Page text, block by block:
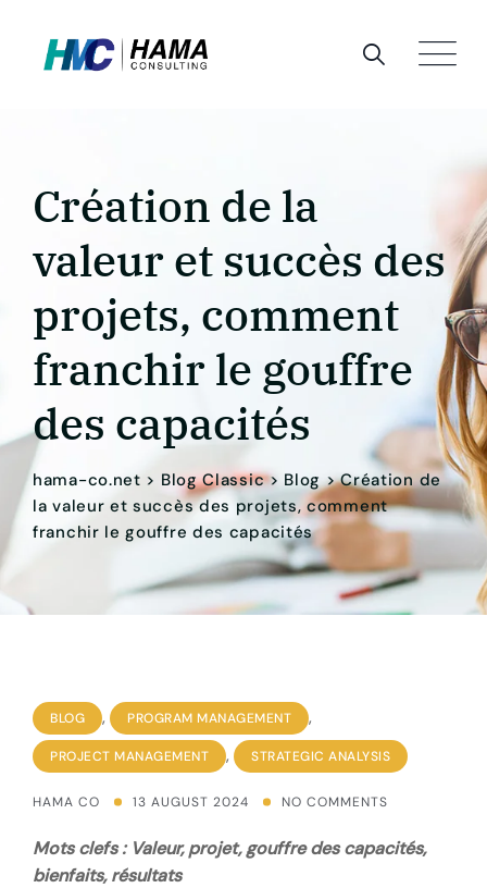
content
Création de la
valeur et succès des
projets, comment
franchir le gouffre
des capacités
hama-co.net > Blog Classic> Blog>Création de
la valeur et succès des projets, comment
franchir le gouffre des capacités
BLOG , PROGRAM MANAGEMENT ,
PROJECT MANAGEMENT , STRATEGIC ANALYSIS
HAMA CO 13 AUGUST 2024 NO COMMENTS
Mots clefs : Valeur, projet, gouffre des capacités,
bienfaits, résultats